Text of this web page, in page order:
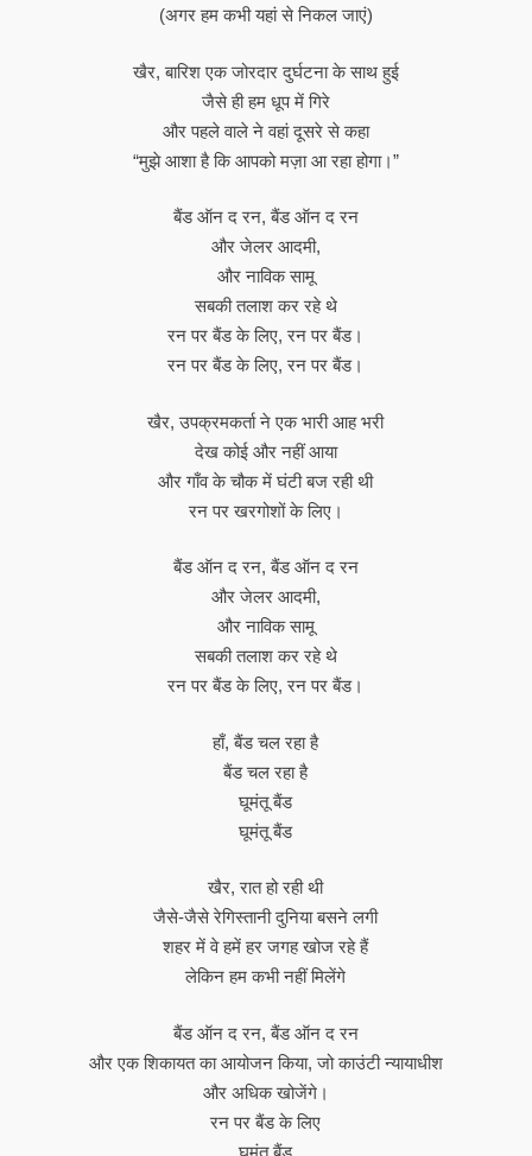
(अगर हम कभी यहां से निकल जाएं)
खैर, बारिश एक जोरदार दुर्घटना के साथ हुई
जैसे ही हम धूप में गिरे
और पहले वाले ने वहां दूसरे से कहा
“मुझे आशा है कि आपको मज़ा आ रहा होगा।”
बैंड ऑन द रन, बैंड ऑन द रन
और जेलर आदमी,
और नाविक सामू
सबकी तलाश कर रहे थे
रन पर बैंड के लिए, रन पर बैंड।
रन पर बैंड के लिए, रन पर बैंड।
खैर, उपक्रमकर्ता ने एक भारी आह भरी
देख कोई और नहीं आया
और गाँव के चौक में घंटी बज रही थी
रन पर खरगोशों के लिए।
बैंड ऑन द रन, बैंड ऑन द रन
और जेलर आदमी,
और नाविक सामू
सबकी तलाश कर रहे थे
रन पर बैंड के लिए, रन पर बैंड।
हाँ, बैंड चल रहा है
बैंड चल रहा है
घूमंतू बैंड
घूमंतू बैंड
खैर, रात हो रही थी
जैसे-जैसे रेगिस्तानी दुनिया बसने लगी
शहर में वे हमें हर जगह खोज रहे हैं
लेकिन हम कभी नहीं मिलेंगे
बैंड ऑन द रन, बैंड ऑन द रन
और एक शिकायत का आयोजन किया, जो काउंटी न्यायाधीश
और अधिक खोजेंगे।
रन पर बैंड के लिए
घूमंतू बैंड